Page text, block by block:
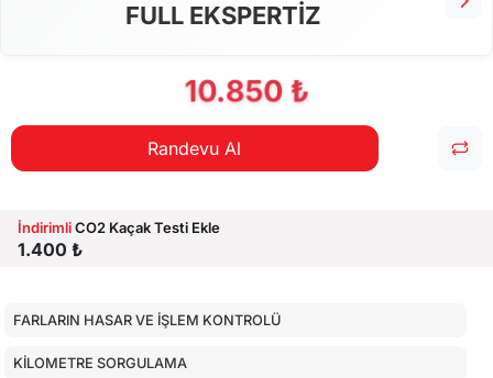
FULL EKSPERTİZ
10.850 ₺
Randevu Al
İndirimliCO2 Kaçak Testi Ekle
1.400 ₺
FARLARIN HASAR VE İŞLEM KONTROLÜ
KİLOMETRE SORGULAMA